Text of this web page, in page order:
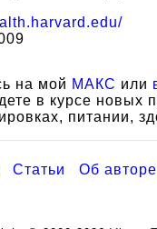
на мой МАКС или
в курсе новых
питании,
Статьи Об авторе